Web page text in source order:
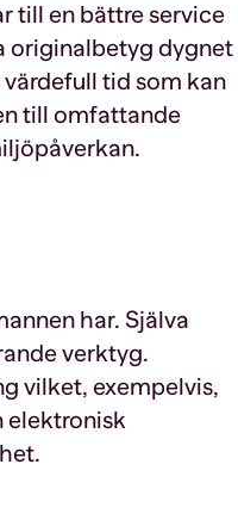
till en bättre service
originalbetyg dygnet
tid som kan
till omfattande
har. Själva
verktyg.
vilket, exempelvis,
elektronisk